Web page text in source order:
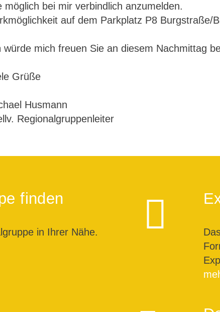
möglich bei mir verbindlich anzumelden.
auf dem Parkplatz P8 Burgstraße/
würde mich freuen Sie an diesem Nachmittag
Grüße
Husmann
Regionalgruppenleiter
finden
in Ihrer Nähe.